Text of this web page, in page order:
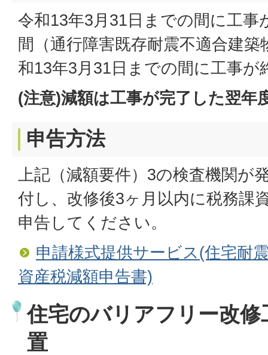
令和13年3月31日までの間に工事
間（通行障害既存耐震不適合建
和13年3月31日までの間に工事が
(注意)減額は工事が完了した翌年
申告方法
上記（減額要件）3の検査機関が
付し、改修後3ヶ月以内に税務課
申告してください。
申請様式提供サービス(住宅耐
資産税減額申告書)
住宅のバリアフリー改
置